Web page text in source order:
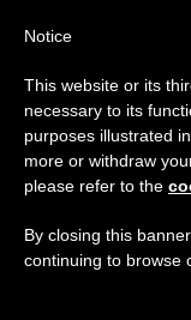
Aviso
Del 27 de
anual,
se generan
Notice
This website or its
necessary to its
purposes illustrated
more or withdraw
please refer to the
By closing this
continuing to browse